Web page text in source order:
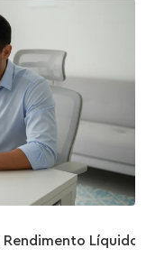
Rendimento Líquido